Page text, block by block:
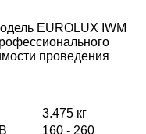
EUROLUX IWM
проведения
3.475 кг
160 - 260